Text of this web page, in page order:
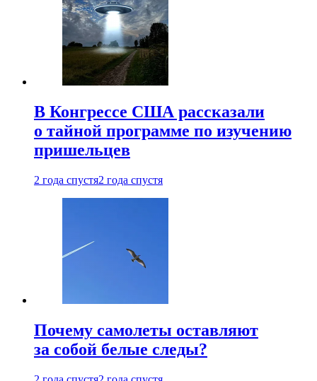
В Конгрессе США рассказали
о тайной программе по изучению
пришельцев
2 года спустя2 года спустя
Почему самолеты оставляют
за собой белые следы?